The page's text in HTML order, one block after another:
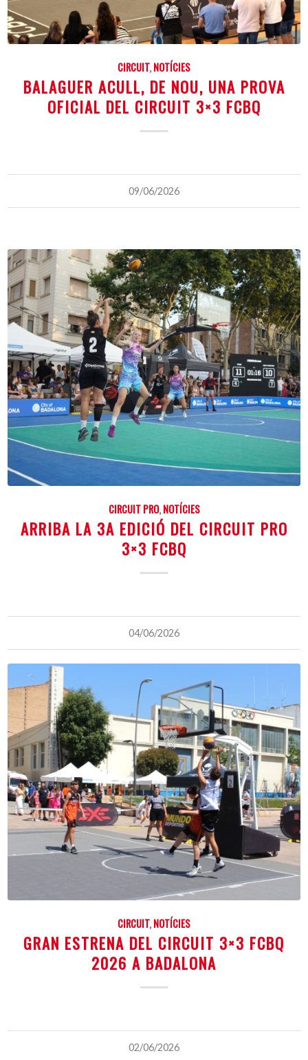
CIRCUIT,NOTÍCIES
BALAGUER ACULL, DE NOU, UNA PROVA
OFICIAL DEL CIRCUIT 3×3 FCBQ
09/06/2026
CIRCUIT PRO,NOTÍCIES
ARRIBA LA 3A EDICIÓ DEL CIRCUIT PRO
3×3 FCBQ
04/06/2026
CIRCUIT,NOTÍCIES
GRAN ESTRENA DEL CIRCUIT 3×3 FCBQ
2026 A BADALONA
02/06/2026